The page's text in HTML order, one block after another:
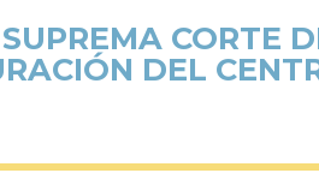
CORTE
DEL